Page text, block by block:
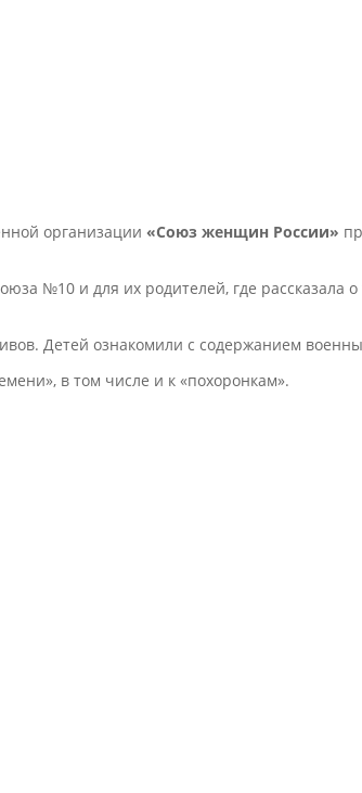
организации «Союз женщин России»
№10 и для их родителей, где рассказала
Детей ознакомили с содержанием
в том числе и к «похоронкам».